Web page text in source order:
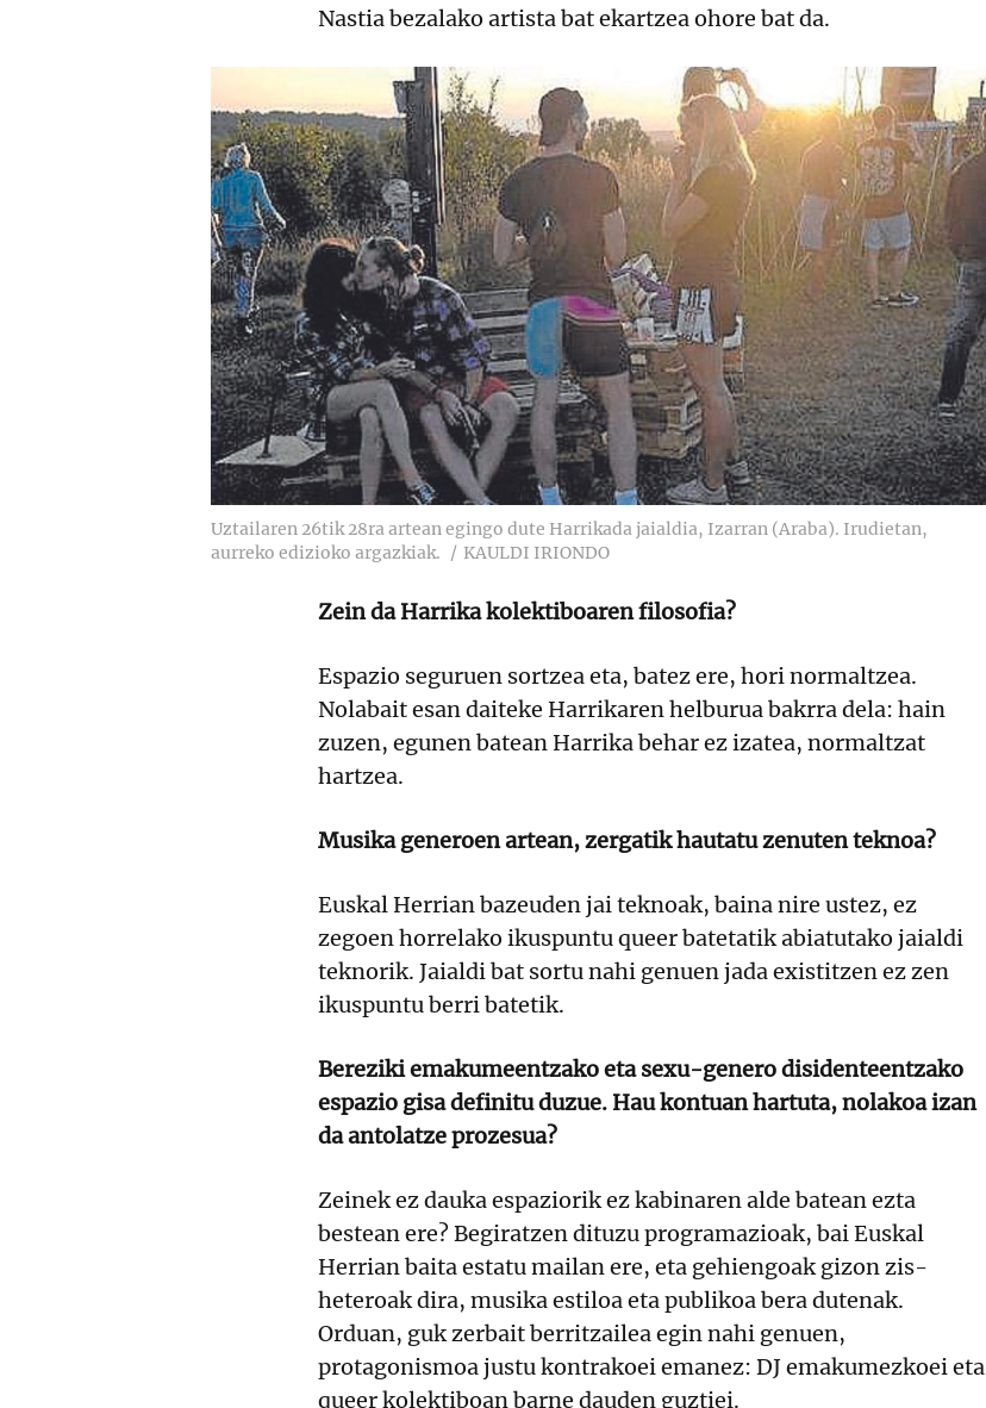
Nastia bezalako artista bat ekartzea ohore bat da.
Uztailaren 26tik 28ra artean egingo dute Harrikada jaialdia, Izarran (Araba). Irudietan,
aurreko edizioko argazkiak.
KAULDI IRIONDO
Zein da Harrika kolektiboaren filosofia?
Espazio seguruen sortzea eta, batez ere, hori normaltzea.
Nolabait esan daiteke Harrikaren helburua bakrra dela: hain
zuzen, egunen batean Harrika behar ez izatea, normaltzat
hartzea.
Musika generoen artean, zergatik hautatu zenuten teknoa?
Euskal Herrian bazeuden jai teknoak, baina nire ustez, ez
zegoen horrelako ikuspuntu queer batetatik abiatutako jaialdi
teknorik. Jaialdi bat sortu nahi genuen jada existitzen ez zen
ikuspuntu berri batetik.
Bereziki emakumeentzako eta sexu-genero disidenteentzako
espazio gisa definitu duzue. Hau kontuan hartuta, nolakoa izan
da antolatze prozesua?
Zeinek ez dauka espaziorik ez kabinaren alde batean ezta
bestean ere? Begiratzen dituzu programazioak, bai Euskal
Herrian baita estatu mailan ere, eta gehiengoak gizon zis-
heteroak dira, musika estiloa eta publikoa bera dutenak.
Orduan, guk zerbait berritzailea egin nahi genuen,
protagonismoa justu kontrakoei emanez: DJ emakumezkoei eta
queer kolektiboan barne dauden guztiei.